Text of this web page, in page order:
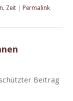
, Zeit Permalink
Beitrag